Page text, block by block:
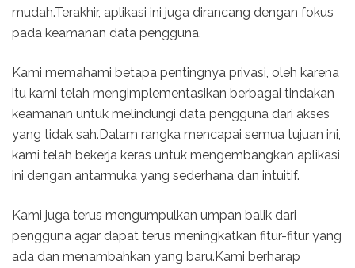
mudah.Terakhir, aplikasi ini juga dirancang dengan fokus
pada keamanan data pengguna.
Kami memahami betapa pentingnya privasi, oleh karena
itu kami telah mengimplementasikan berbagai tindakan
keamanan untuk melindungi data pengguna dari akses
yang tidak sah.Dalam rangka mencapai semua tujuan ini,
kami telah bekerja keras untuk mengembangkan aplikasi
ini dengan antarmuka yang sederhana dan intuitif.
Kami juga terus mengumpulkan umpan balik dari
pengguna agar dapat terus meningkatkan fitur-fitur yang
ada dan menambahkan yang baru.Kami berharap